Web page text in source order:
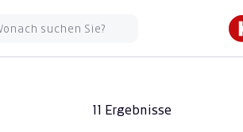
11 Ergebnisse